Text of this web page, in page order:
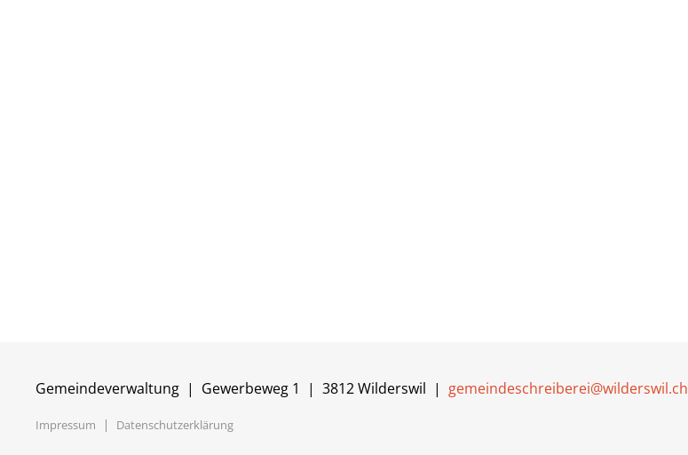
Gemeindeverwaltung | Gewerbeweg 1 | 3812 Wilderswil | gemeindeschreiberei@wilderswil.ch
Impressum Datenschutzerklärung